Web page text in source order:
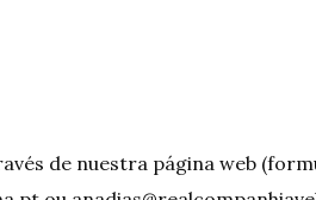
de nuestra página web